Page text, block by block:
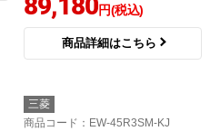
89,180円(税込)
商品詳細はこちら
三菱
商品コード ：EW-45R3SM-KJ